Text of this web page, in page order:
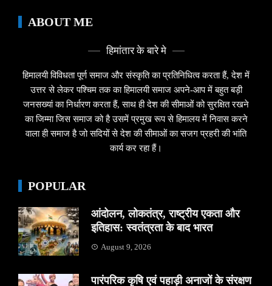
ABOUT ME
हिमांतार के बारे मे
हिमालयी विविधता पूर्ण समाज और संस्कृति का प्रतिनिधित्व करता हैं, देश में
उत्तर से लेकर पश्चिम तक का हिमालयी समाज अपने-आप में बहुत बड़ी
जनसख्यां का निर्धारण करता हैं, साथ ही देश की सीमाओं को सुरक्षित रखने
का जिम्मा जिस समाज को है उसमें प्रमुख रूप से हिमालय में निवास करने
वाला ही समाज है जो सदियों से देश की सीमाओं का सजग प्रहरी की भांति
कार्य कर रहा हैं।
POPULAR
आंदोलन, लोकतंत्र, राष्ट्रीय एकता और
इतिहास: स्वतंत्रता के बाद भारत
August 9, 2026
पारंपरिक कृषि एवं पहाड़ी अनाजों के संरक्षण